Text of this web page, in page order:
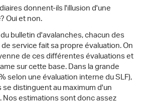
donnent-ils l'illusion d'une
Oui et non.
bulletin d'avalanches, chacun des
service fait sa propre évaluation. On
de ces différentes évaluations et
sur cette base. Dans la grande
selon une évaluation interne du SLF),
distinguent au maximum d'un
Nos estimations sont donc assez